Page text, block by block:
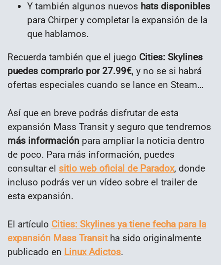
Y también algunos nuevos hats disponibles
para Chirper y completar la expansión de la
que hablamos.
Recuerda también que el juego Cities: Skylines
puedes comprarlo por 27.99€, y no se si habrá
ofertas especiales cuando se lance en Steam…
Así que en breve podrás disfrutar de esta
expansión Mass Transit y seguro que tendremos
más información para ampliar la noticia dentro
de poco. Para más información, puedes
consultar el sitio web oficial de Paradox, donde
incluso podrás ver un vídeo sobre el trailer de
esta expansión.
El artículo Cities: Skylines ya tiene fecha para la
expansión Mass Transitha sido originalmente
publicado en Linux Adictos.